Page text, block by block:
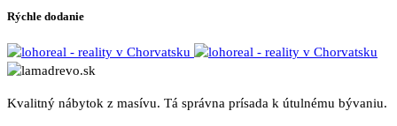
Rýchle dodanie
Kvalitný nábytok z masívu. Tá správna prísada k útulnému bývaniu.